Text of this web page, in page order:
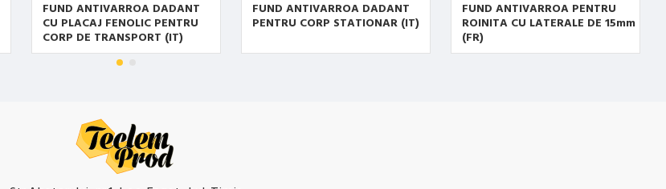
FUND ANTIVARROA DADANT
CU PLACAJ FENOLIC PENTRU
CORP DE TRANSPORT (IT)
FUND ANTIVARROA DADANT
PENTRU CORP STATIONAR (IT)
FUND ANTIVARROA PENTRU
ROINITA CU LATERALE DE 15mm
(FR)